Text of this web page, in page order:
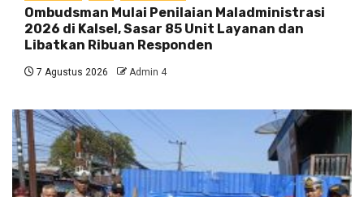
Ombudsman Mulai Penilaian Maladministrasi
2026 di Kalsel, Sasar 85 Unit Layanan dan
Libatkan Ribuan Responden
7 Agustus 2026 Admin 4